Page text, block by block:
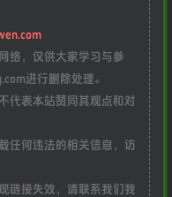
络，仅供大家学习与参
进行删除处理。
代表本站赞同其观点和对
任何违法的相关信息，访
链接失效，请联系我们我